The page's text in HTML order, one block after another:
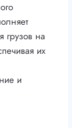
грузов на
их
и